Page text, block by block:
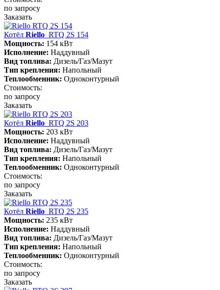
по запросу
Заказать
Котёл Riello RTQ 2S 154
Мощность: 154 кВт
Исполнение: Наддувный
Вид топлива: Дизель/Газ/Мазут
Тип крепления: Напольный
Теплообменник: Одноконтурный
Стоимость:
по запросу
Заказать
Котёл Riello RTQ 2S 203
Мощность: 203 кВт
Исполнение: Наддувный
Вид топлива: Дизель/Газ/Мазут
Тип крепления: Напольный
Теплообменник: Одноконтурный
Стоимость:
по запросу
Заказать
Котёл Riello RTQ 2S 235
Мощность: 235 кВт
Исполнение: Наддувный
Вид топлива: Дизель/Газ/Мазут
Тип крепления: Напольный
Теплообменник: Одноконтурный
Стоимость:
по запросу
Заказать